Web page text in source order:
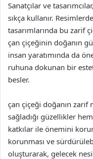
Sanatçılar ve
sıkça kullanır.
tasarımlarında bu zarif
çan çiçeğinin doğanın
insan yaratımında da
ruhuna dokunan bir
besler.
çan çiçeği doğanın
sağladığı güzellikler
katkılar ile önemini
korunması ve
oluşturarak, gelecek